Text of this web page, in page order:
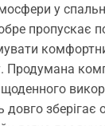
у
пропускає
Продумана
довго зберігає